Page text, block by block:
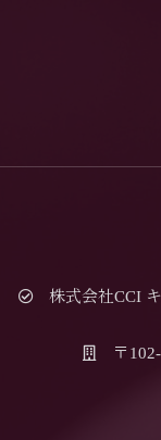
株式会社CCI
〒